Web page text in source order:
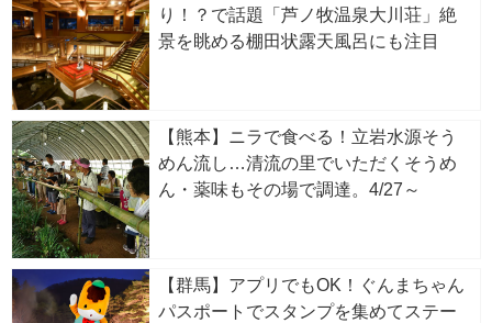
り！？で話題「芦ノ牧温泉大川荘」絶
景を眺める棚田状露天風呂にも注目
【熊本】ニラで食べる！立岩水源そう
めん流し…清流の里でいただくそうめ
ん・薬味もその場で調達。4/27～
【群馬】アプリでもOK！ぐんまちゃん
パスポートでスタンプを集めてステー